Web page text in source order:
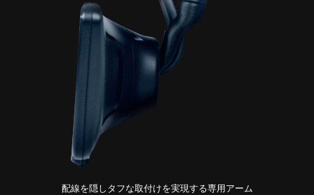
配線を隠しタフな取付けを実現する専用アーム